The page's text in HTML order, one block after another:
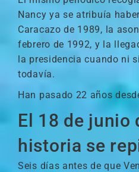
Nancy ya se atribuía
Caracazo de 1989, la
febrero de 1992, y la
la presidencia cuando ni
todavía.
Han pasado 22 años
El 18 de junio
historia se
Seis días antes de que